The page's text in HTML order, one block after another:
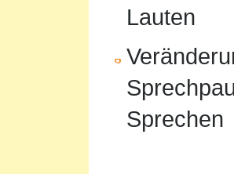
Lauten
Sprechen